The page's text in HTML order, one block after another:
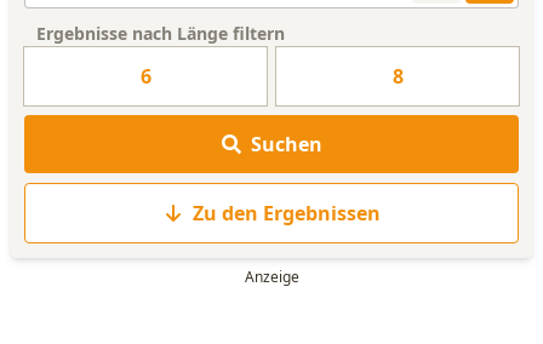
WORTLISTE
Ergebnisse nach Länge filtern
6 8
Suchen
Zu den Ergebnissen